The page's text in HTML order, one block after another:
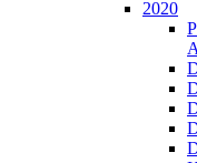
2020